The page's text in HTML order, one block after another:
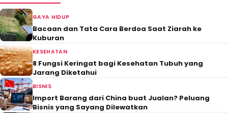
GAYA HIDUP
Bacaan dan Tata Cara Berdoa Saat Ziarah ke
Kuburan
KESEHATAN
8 Fungsi Keringat bagi Kesehatan Tubuh yang
Jarang Diketahui
BISNIS
Import Barang dari China buat Jualan? Peluang
Bisnis yang Sayang Dilewatkan